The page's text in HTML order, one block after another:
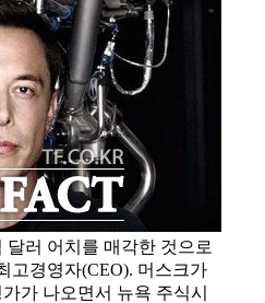
달러 어치를 매각한 것으로
고경영자(CEO). 머스크가
가 나오면서 뉴욕 주식시